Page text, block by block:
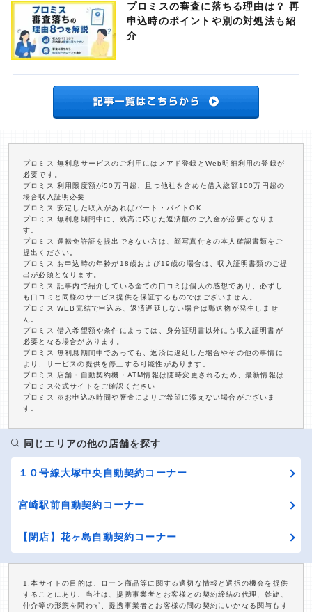
プロミスの審査に落ちる理由は？ 再
申込時のポイントや別の対処法も紹
介
プロミス 無利息サービスのご利用にはメアド登録とWeb明細利用の登録が
必要です。
プロミス 利用限度額が50万円超、且つ他社を含めた借入総額100万円超の
場合収入証明必要
プロミス 安定した収入があればパート・バイトOK
プロミス 無利息期間中に、残高に応じた返済額のご入金が必要となりま
す。
プロミス 運転免許証を提出できない方は、顔写真付きの本人確認書類をご
提出ください。
プロミス お申込時の年齢が18歳および19歳の場合は、収入証明書類のご提
出が必須となります。
プロミス 記事内で紹介している全ての口コミは個人の感想であり、必ずし
も口コミと同様のサービス提供を保証するものではございません。
プロミス WEB完結で申込み、返済遅延しない場合は郵送物が発生しませ
ん。
プロミス 借入希望額や条件によっては、身分証明書以外にも収入証明書が
必要となる場合があります。
プロミス 無利息期間中であっても、返済に遅延した場合やその他の事情に
より、サービスの提供を停止する可能性があります。
プロミス 店舗・自動契約機・ATM情報は随時変更されるため、最新情報は
プロミス公式サイトをご確認ください
プロミス ※お申込み時間や審査によりご希望に添えない場合がございま
す。
同じエリアの他の店舗を探す
１０号線大塚中央自動契約コーナー
宮崎駅前自動契約コーナー
【閉店】花ヶ島自動契約コーナー
1.本サイトの目的は、ローン商品等に関する適切な情報と選択の機会を提供
することにあり、当社は、提携事業者とお客様との契約締結の代理、斡旋、
仲介等の形態を問わず、提携事業者とお客様の間の契約にいかなる関与もす